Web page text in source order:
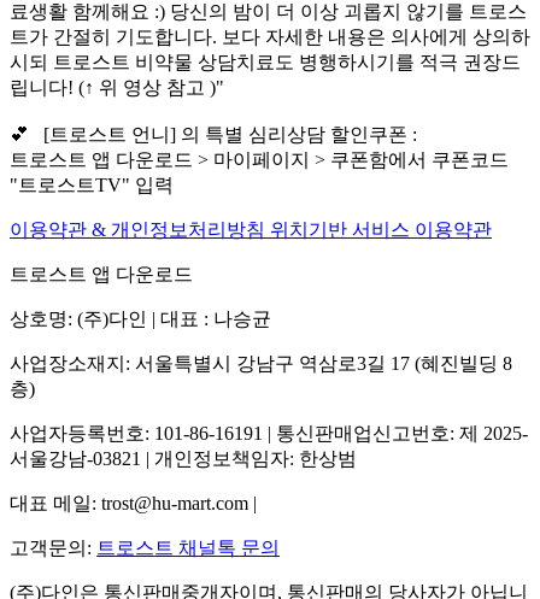
료생활 함께해요 :) 당신의 밤이 더 이상 괴롭지 않기를 트로스
트가 간절히 기도합니다. 보다 자세한 내용은 의사에게 상의하
시되 트로스트 비약물 상담치료도 병행하시기를 적극 권장드
립니다! (↑ 위 영상 참고 )"
💕 [트로스트 언니] 의 특별 심리상담 할인쿠폰 :
트로스트 앱 다운로드 > 마이페이지 > 쿠폰함에서 쿠폰코드
"트로스트TV" 입력
이용약관 & 개인정보처리방침 위치기반 서비스 이용약관
트로스트 앱 다운로드
상호명: (주)다인 | 대표 : 나승균
사업장소재지: 서울특별시 강남구 역삼로3길 17 (혜진빌딩 8
층)
사업자등록번호: 101-86-16191 | 통신판매업신고번호: 제 2025-
서울강남-03821 | 개인정보책임자: 한상범
대표 메일: trost@hu-mart.com |
고객문의: 트로스트 채널톡 문의
(주)다인은 통신판매중개자이며, 통신판매의 당사자가 아닙니